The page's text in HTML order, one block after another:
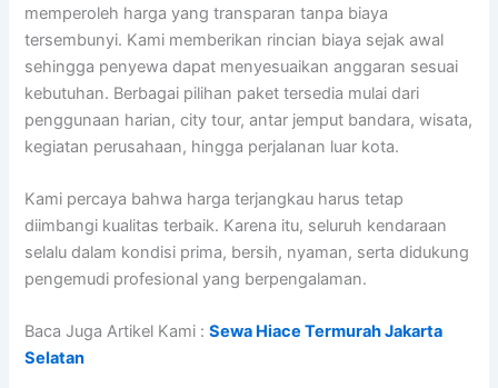
memperoleh harga yang transparan tanpa biaya
tersembunyi. Kami memberikan rincian biaya sejak awal
sehingga penyewa dapat menyesuaikan anggaran sesuai
kebutuhan. Berbagai pilihan paket tersedia mulai dari
penggunaan harian, city tour, antar jemput bandara, wisata,
kegiatan perusahaan, hingga perjalanan luar kota.
Kami percaya bahwa harga terjangkau harus tetap
diimbangi kualitas terbaik. Karena itu, seluruh kendaraan
selalu dalam kondisi prima, bersih, nyaman, serta didukung
pengemudi profesional yang berpengalaman.
Baca Juga Artikel Kami :Sewa Hiace Termurah Jakarta
Selatan